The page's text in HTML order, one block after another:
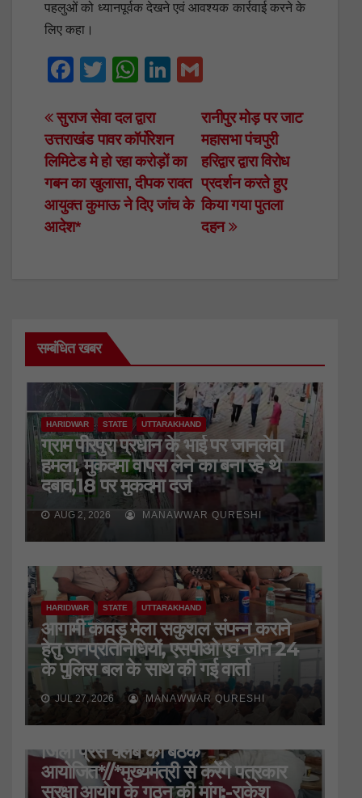
पहलुओं को ध्यानपूर्वक देखने एवं आवश्यक कार्रवाई करने के
लिए कहा।
F
c
e
b
o
o
T
tt
er
W
at
s
A
p
Li
e
dI
n
ail
Post
navigation
रानीपुर मोड़ पर जाट
महासभा पंचपुरी
हरिद्वार द्वारा विरोध
प्रदर्शन करते हुए
किया गया पुतला
दहन
सुराज सेवा दल द्वारा
उत्तराखंड पावर कॉर्पोरेशन
लिमिटेड मे हो रहा करोड़ों का
गबन का खुलासा, दीपक रावत
आयुक्त कुमाऊ ने दिए जांच के
आदेश*
सम्बंधित खबर
HARIDWAR STATE UTTARAKHAND
ग्राम पीरपुरा प्रधान के भाई पर जानलेवा
हमला, मुकदमा वापस लेने का बना रहे थे
दबाव,18 पर मुकदमा दर्ज
AUG 2, 2026 MANAWWAR QURESHI
HARIDWAR STATE UTTARAKHAND
आगामी कावड़ मेला सकुशल संपन्न कराने
हेतु जनप्रतिनिधियों, एसपीओ एवं जोन 24
के पुलिस बल के साथ की गई वार्ता
JUL 27, 2026 MANAWWAR QURESHI
जिला प्रेस क्लब की बैठक
आयोजित*//*मुख्यमंत्री से करेंगे पत्रकार
सुरक्षा आयोग के गठन की मांग:-राकेश